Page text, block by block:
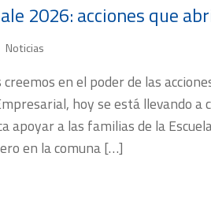
2026: acciones que
Noticias
creemos en el poder de las
hoy se está llevando a
apoyar a las familias de la
en la comuna […]